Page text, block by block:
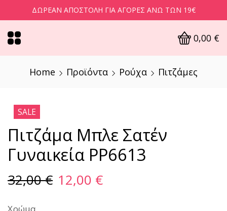
ΔΩΡΕΆΝ ΑΠΟΣΤΟΛΉ ΓΙΑ ΑΓΟΡΈΣ ΆΝΩ ΤΩΝ 19€
0,00 €
Home Προϊόντα Ρούχα Πιτζάμες
SALE
Πιτζάμα Μπλε Σατέν
Γυναικεία PP6613
32,00€ 12,00 €